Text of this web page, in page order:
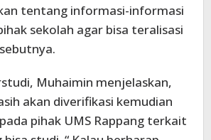
tentang informasi-informasi
sekolah agar bisa teralisasi
Muhaimin menjelaskan,
akan diverifikasi kemudian
pihak UMS Rappang terkait